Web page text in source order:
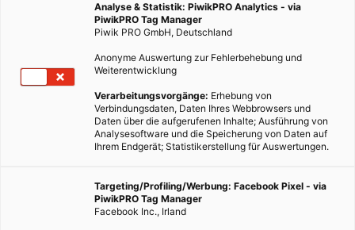
Analyse & Statistik: PiwikPRO Analytics - via
PiwikPRO Tag Manager
Piwik PRO GmbH, Deutschland
Anonyme Auswertung zur Fehlerbehebung und
Weiterentwicklung
Verarbeitungsvorgänge: Erhebung von
Verbindungsdaten, Daten Ihres Webbrowsers und
Daten über die aufgerufenen Inhalte; Ausführung von
Analysesoftware und die Speicherung von Daten auf
Ihrem Endgerät; Statistikerstellung für Auswertungen.
Targeting/Profiling/Werbung: Facebook Pixel - via
PiwikPRO Tag Manager
Facebook Inc., Irland